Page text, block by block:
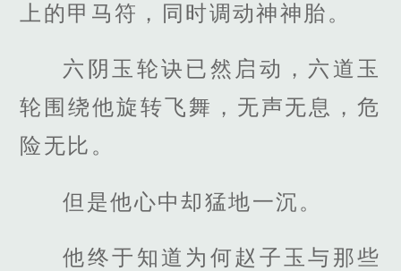
上的甲马符，同时调动神神胎。
六阴玉轮诀已然启动，六道玉
轮围绕他旋转飞舞，无声无息，危
险无比。
但是他心中却猛地一沉。
他终于知道为何赵子玉与那些